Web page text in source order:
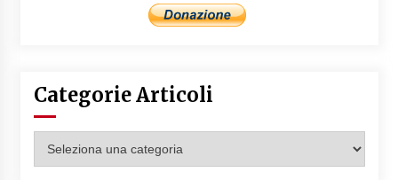
Categorie Articoli
Articoli